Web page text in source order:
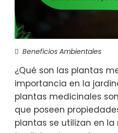
Beneficios Ambientales
¿Qué son las plantas
importancia en la
plantas medicinales
que poseen
plantas se utilizan en